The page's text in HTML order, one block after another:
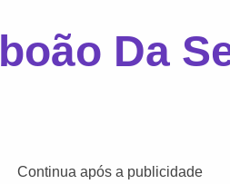
Da
Continua após a publicidade